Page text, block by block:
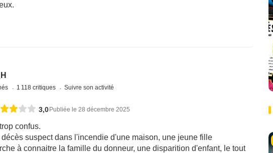
1 118 critiques Suivre son activité
3,0 Publiée le 28 décembre 2025
confus.
suspect dans l'incendie d'une maison, une jeune fille
à connaitre la famille du donneur, une disparition d'enfant, le tout